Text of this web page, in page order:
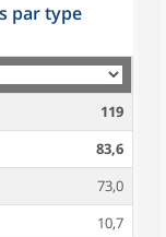
par type
119
83,6
73,0
10,7